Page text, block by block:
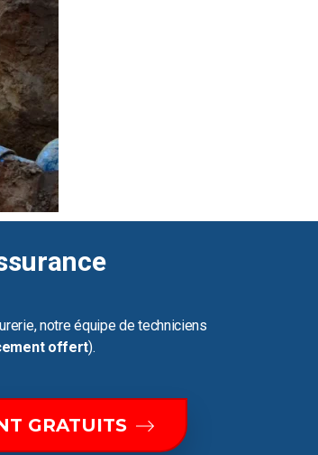
notre équipe de techniciens
offert).
GRATUITS